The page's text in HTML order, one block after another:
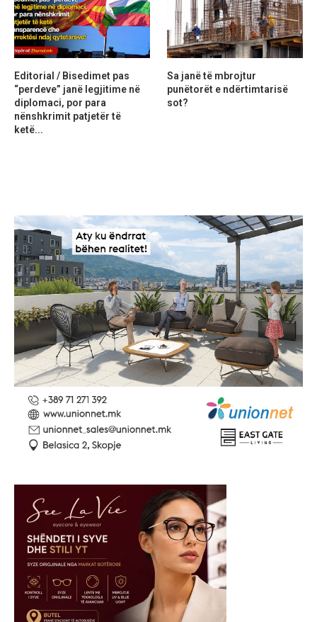
Editorial / Bisedimet pas
“perdeve” janë legjitime në
diplomaci, por para
nënshkrimit patjetër të
ketë...
Sa janë të mbrojtur
punëtorët e ndërtimtarisë
sot?